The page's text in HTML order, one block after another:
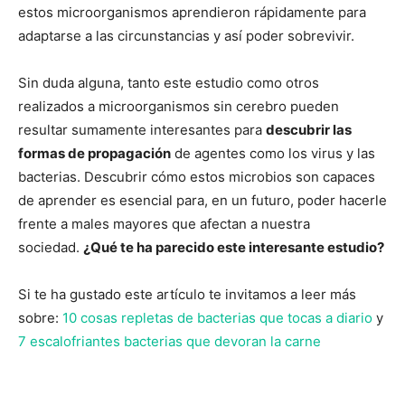
estos microorganismos aprendieron rápidamente para
adaptarse a las circunstancias y así poder sobrevivir.
Sin duda alguna, tanto este estudio como otros
realizados a microorganismos sin cerebro pueden
resultar sumamente interesantes para descubrir las
formas de propagación de agentes como los virus y las
bacterias. Descubrir cómo estos microbios son capaces
de aprender es esencial para, en un futuro, poder hacerle
frente a males mayores que afectan a nuestra
sociedad. ¿Qué te ha parecido este interesante estudio?
Si te ha gustado este artículo te invitamos a leer más
sobre: 10 cosas repletas de bacterias que tocas a diario y
7 escalofriantes bacterias que devoran la carne